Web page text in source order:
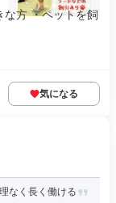
な方 ・ペットを飼
気になる
なく長く働ける